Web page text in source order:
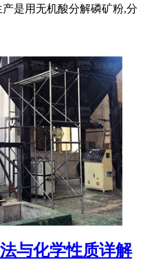
是用无机酸分解磷矿粉,分
与化学性质详解